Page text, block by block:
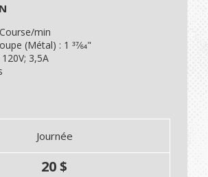
min
(Métal) : 1 37⁄64"
3,5A
Journée
20 $